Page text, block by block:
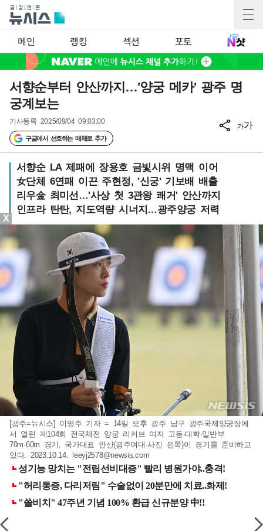
메인 랭킹 섹션 포토
서향순부터 안산까지…'양궁 메카' 광주 명
궁계보는
기사등록 2025/09/04 09:03:00
구글에서 선호하는 매체로 추가
가가
서향순 LA 제패에 장용호 금빛시위 명맥 이어
女단체 6연패 이끈 주현정, '신궁' 기보배 배출
리우金 최미선…'사상 첫 3관왕 쾌거' 안산까지
인프라 탄탄, 지도역량 시너지…광주양궁 저력
[광주=뉴시스] 이영주 기자 = 14일 오후 광주 남구 광주국제양궁장에
서 열린 제104회 전국체전 양궁 리커브 여자 고등·대학·일반부
70m·60m 경기, 국가대표 안산(광주여대·사진 왼쪽)이 경기를 준비하고
있다. 2023.10.14.
leeyj2578@newsis.com
X